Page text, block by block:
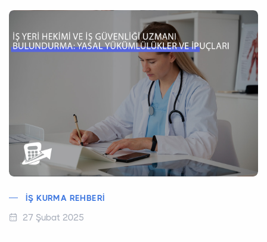
İŞ KURMA REHBERI
27 Şubat 2025